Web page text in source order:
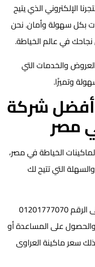
الإلكتروني الذي يتيح
بكل سهولة وأمان. نحن
في عالم الخياطة.
والخدمات التي
وتميزًا.
شركة
مصر
الخياطة في مصر،
التي تتيح لك
الرقم الساخن: يمكنك الاتصال على الرقم 01201777070
على المساعدة أو
سعر ماكينة العراوى